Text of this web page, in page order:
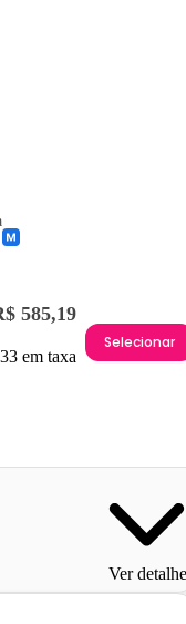
585,19
em taxa
Selecionar
Ver